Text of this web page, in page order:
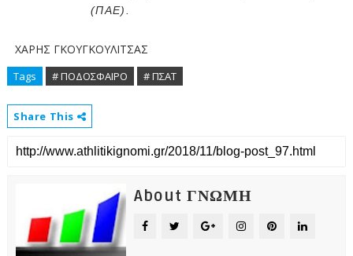
(ΠΑΕ).
ΧΑΡΗΣ ΓΚΟΥΓΚΟΥΛΙΤΣΑΣ
Tags # ΠΟΔΟΣΦΑΙΡΟ # ΠΣΑΤ
Share This
About ΓΝΩΜΗ